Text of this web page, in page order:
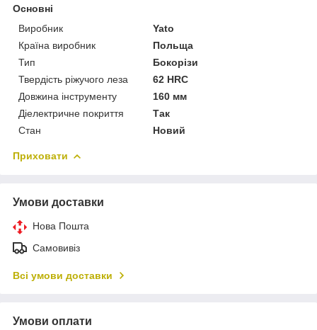
Основні
Виробник
Yato
Країна виробник
Польща
Тип
Бокорізи
Твердість ріжучого леза
62 HRC
Довжина інструменту
160 мм
Діелектричне покриття
Так
Стан
Новий
Приховати
Умови доставки
Нова Пошта
Самовивіз
Всі умови доставки
Умови оплати